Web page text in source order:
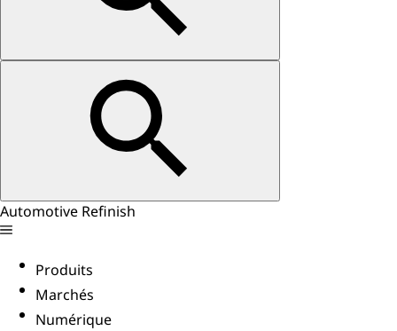
Automotive Refinish
Produits
Marchés
Numérique